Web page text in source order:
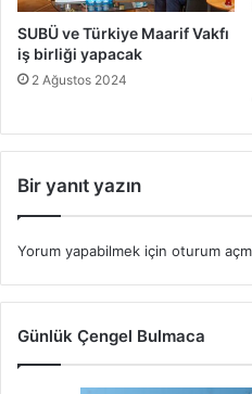
SUBÜ ve Türkiye Maarif Vakfı
iş birliği yapacak
2 Ağustos 2024
Bir yanıt yazın
Yorum yapabilmek için oturum
Günlük Çengel Bulmaca